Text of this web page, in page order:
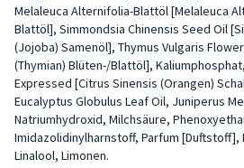
Melaleuca Alternifolia-Blattöl [Melaleuca
Blattöl], Simmondsia Chinensis Seed Oil
(Jojoba) Samenöl], Thymus Vulgaris
(Thymian) Blüten-/Blattöl],
Expressed [Citrus Sinensis (O­rangen)
Eucalyptus Globulus Leaf Oil, Juniperus
Natriumhydroxid, Milchsäure,
Imidazolidinylharnstoff, Parfum [Duftstoff],
Linalool, Limonen.